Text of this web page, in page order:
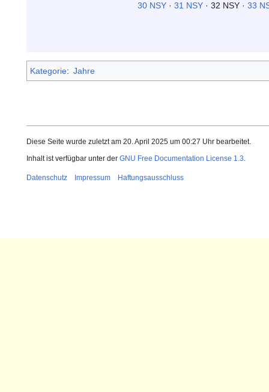
30 NSY · 31 NSY · 32 NSY · 33
Kategorie: Jahre
Diese Seite wurde zuletzt am 20. April 2025 um 00:27 Uhr bearbeitet.
Inhalt ist verfügbar unter der GNU Free Documentation License 1.3.
Datenschutz Impressum Haftungsausschluss